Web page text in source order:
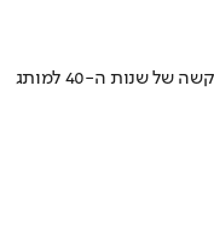
איך אסם הפכה את תקופת הצנע והמחסור הקשה של שנות ה-40 למותג